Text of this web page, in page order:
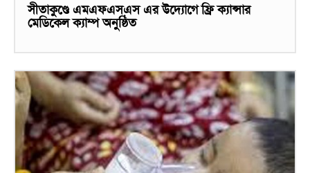
সীতাকুণ্ডে এমএফএসএস এর উদ্যোগে ফ্রি ক্যান্সার
মেডিকেল ক্যাম্প অনুষ্ঠিত